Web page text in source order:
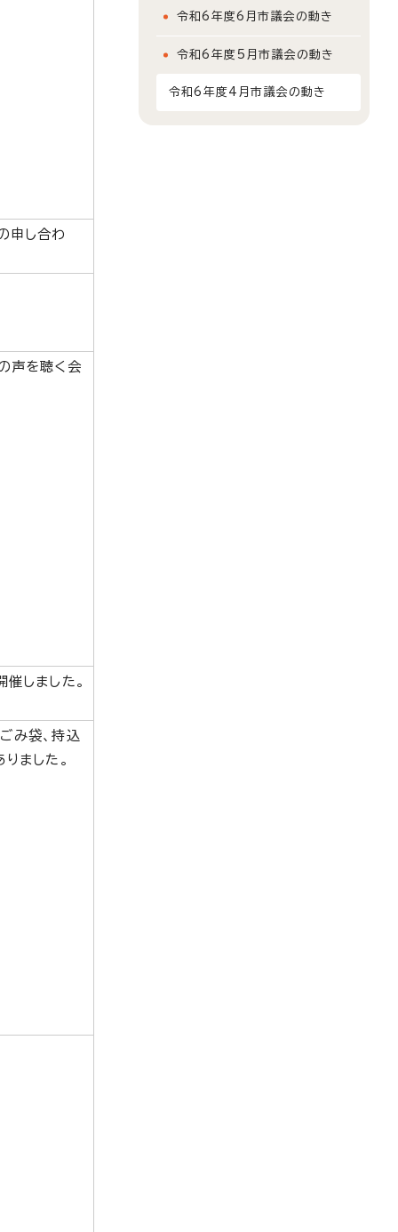
申し合わ
声を聴く会
しました。
み袋、持込
ました。
令和6年度6月市議会の動き
令和6年度5月市議会の動き
令和6年度4月市議会の動き